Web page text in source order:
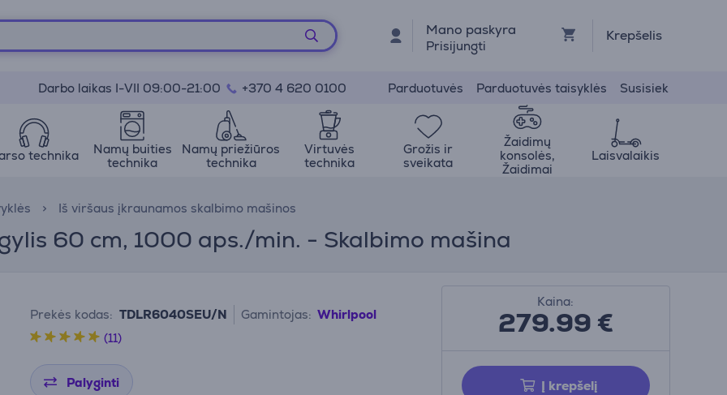
Mano paskyra
Prisijungti
Krepšelis
Darbo laikas I-VII 09:00-21:00 +370 4 620 0100 Parduotuvės Parduotuvės taisyklės Susisiek
technika
Namų buities
technika
Namų priežiūros
technika
Virtuvės
technika
Grožis ir
sveikata
Žaidimų
konsolės,
Žaidimai
Laisvalaikis
Iš viršaus įkraunamos skalbimo mašinos
60 cm, 1000 aps./min. - Skalbimo mašina
Prekės kodas: TDLR6040SEU/N Gamintojas: Whirlpool
(11)
Palyginti
Kaina:
279.99€
Į krepšelį